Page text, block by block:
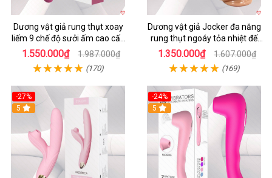
Dương vật giả rung thụt xoay
liếm 9 chế độ sưởi ấm cao cấp
Yeain Hot Whell
1.550.000₫ 1.987.000₫
(170)
Dương vật giả Jocker đa năng
rung thụt ngoáy tỏa nhiệt đế
dính tường
1.350.000₫ 1.607.000₫
(169)
-27%
5
-24%
5